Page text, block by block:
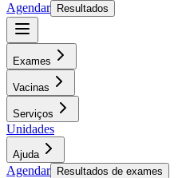
Agendar
Resultados
Exames
Vacinas
Serviços
Unidades
Ajuda
Agendar Resultados de exames